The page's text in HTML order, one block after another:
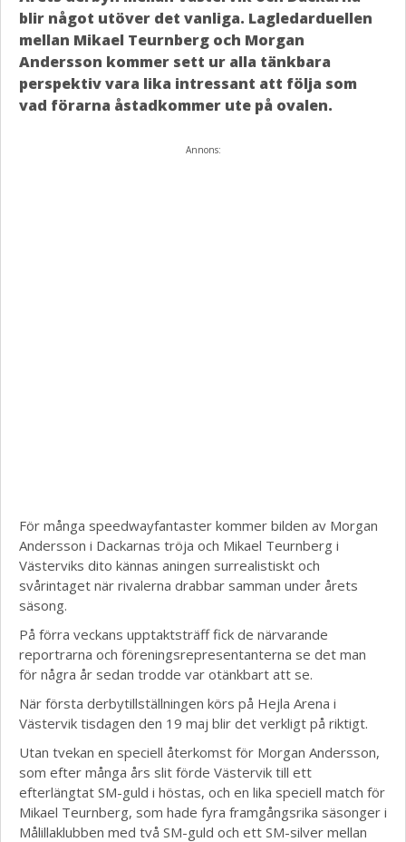
blir något utöver det vanliga. Lagledarduellen
mellan Mikael Teurnberg och Morgan
Andersson kommer sett ur alla tänkbara
perspektiv vara lika intressant att följa som
vad förarna åstadkommer ute på ovalen.
Annons:
För många speedwayfantaster kommer bilden av Morgan
Andersson i Dackarnas tröja och Mikael Teurnberg i
Västerviks dito kännas aningen surrealistiskt och
svårintaget när rivalerna drabbar samman under årets
säsong.
På förra veckans upptaktsträff fick de närvarande
reportrarna och föreningsrepresentanterna se det man
för några år sedan trodde var otänkbart att se.
När första derbytillställningen körs på Hejla Arena i
Västervik tisdagen den 19 maj blir det verkligt på riktigt.
Utan tvekan en speciell återkomst för Morgan Andersson,
som efter många års slit förde Västervik till ett
efterlängtat SM-guld i höstas, och en lika speciell match för
Mikael Teurnberg, som hade fyra framgångsrika säsonger i
Målillaklubben med två SM-guld och ett SM-silver mellan